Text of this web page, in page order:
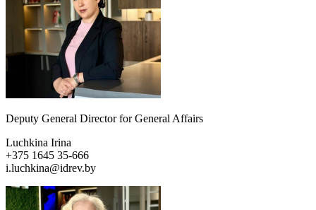
Deputy General Director for General Affairs
Luchkina Irina
+375 1645 35-666
i.luchkina@idrev.by